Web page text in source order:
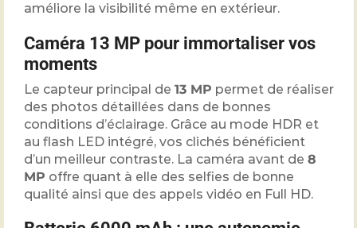
améliore la visibilité même en extérieur.
Caméra 13 MP pour immortaliser vos
moments
Le capteur principal de 13 MP permet de réaliser
des photos détaillées dans de bonnes
conditions d’éclairage. Grâce au mode HDR et
au flash LED intégré, vos clichés bénéficient
d’un meilleur contraste. La caméra avant de 8
MP offre quant à elle des selfies de bonne
qualité ainsi que des appels vidéo en Full HD.